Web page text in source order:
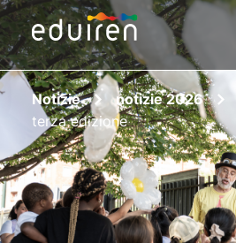
Notizie notizie 2026
terza edizione